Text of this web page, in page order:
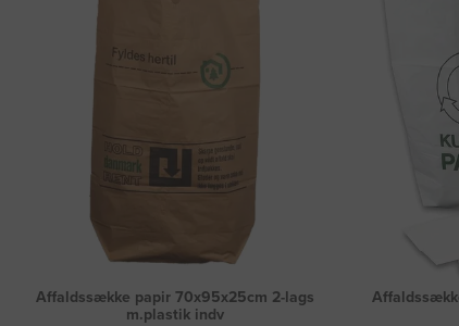
Affaldssække papir 70x95x25cm 2-lags
m.plastik indv